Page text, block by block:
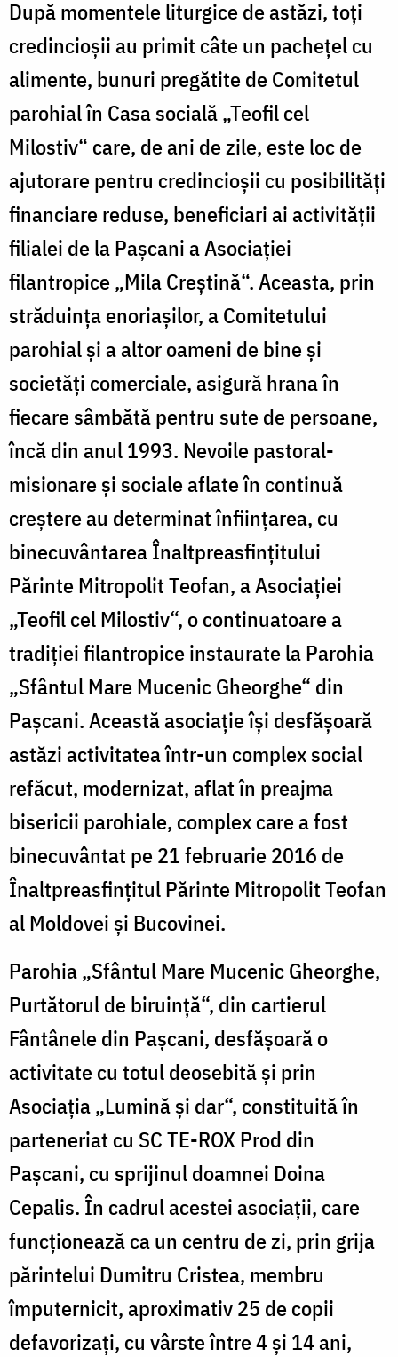
După momentele liturgice de astăzi, toţi
credincioşii au primit câte un pacheţel cu
alimente, bunuri pregătite de Comitetul
parohial în Casa socială „Teofil cel
Milostiv“ care, de ani de zile, este loc de
ajutorare pentru credincioşii cu posibilităţi
financiare reduse, beneficiari ai activităţii
filialei de la Paşcani a Asociaţiei
filantropice „Mila Creştină“. Aceasta, prin
străduinţa enoriaşilor, a Comitetului
parohial şi a altor oameni de bine şi
societăţi comerciale, asigură hrana în
fiecare sâmbătă pentru sute de persoane,
încă din anul 1993. Nevoile pastoral-
misionare şi sociale aflate în continuă
creştere au determinat înfiinţarea, cu
binecuvântarea Înaltpreasfinţitului
Părinte Mitropolit Teofan, a Asociaţiei
„Teofil cel Milostiv“, o continuatoare a
tradiţiei filantropice instaurate la Parohia
„Sfântul Mare Mucenic Gheorghe“ din
Paşcani. Această asociaţie îşi desfăşoară
astăzi activitatea într-un complex social
refăcut, modernizat, aflat în preajma
bisericii parohiale, complex care a fost
binecuvântat pe 21 februarie 2016 de
Înaltpreasfinţitul Părinte Mitropolit Teofan
al Moldovei şi Bucovinei.
Parohia „Sfântul Mare Mucenic Gheorghe,
Purtătorul de biruinţă“, din cartierul
Fântânele din Paşcani, desfăşoară o
activitate cu totul deosebită şi prin
Asociaţia „Lumină şi dar“, constituită în
parteneriat cu SC TE-ROX Prod din
Paşcani, cu sprijinul doamnei Doina
Cepalis. În cadrul acestei asociaţii, care
funcţionează ca un centru de zi, prin grija
părintelui Dumitru Cristea, membru
împuternicit, aproximativ 25 de copii
defavorizați, cu vârste între 4 şi 14 ani,